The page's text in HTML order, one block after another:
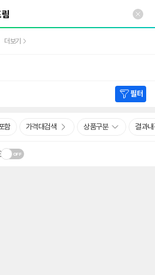
더보기
필터
함 가격대검색 상품구분 결과